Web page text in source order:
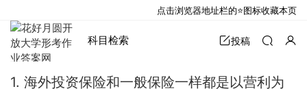
科目检索 投稿
1. 海外投资保险和一般保险一样都是以营利为
点击浏览器地址栏的⭐图标收藏本页